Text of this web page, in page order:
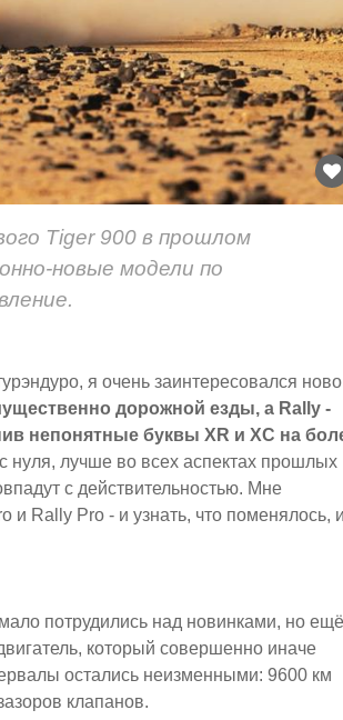
Tiger 900 в прошлом
новые модели по
я очень заинтересовался
дорожной езды, а Rally -
непонятные буквы XR и XС на
нуля, лучше во всех аспектах прошлых
с действительностью. Мне
и Rally Pro - и узнать, что поменялось,
потрудились над новинками, но ещё
который совершенно иначе
остались неизменными: 9600 км
клапанов.